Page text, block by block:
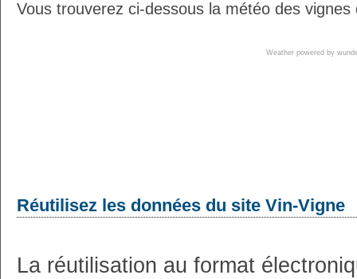
Vous trouverez ci-dessous la météo des
Weather powered by
Réutilisez les données du site Vin-Vigne
La réutilisation au format